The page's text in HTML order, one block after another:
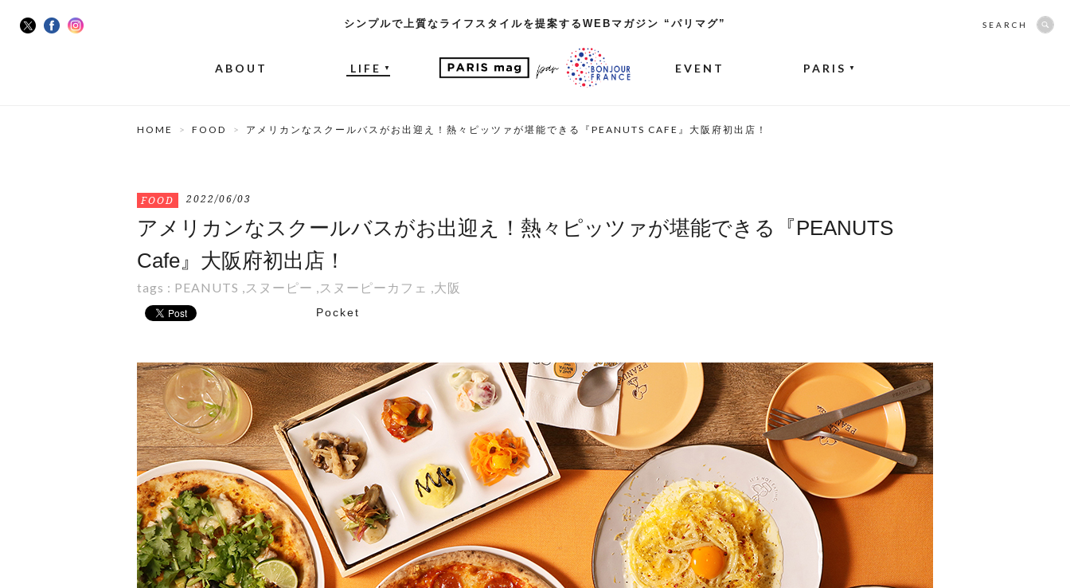
シンプルで上質なライフスタイルを提案するWEBマガジン “パリマグ”
ABOUT LIFE ▼ EVENT PARIS ▼
SEARCH
HOME FOOD アメリカンなスクールバスがお出迎え！熱々ピッツァが堪能できる『PEANUTS CAFE』大阪府初出店！
FOOD 2022/06/03
アメリカンなスクールバスがお出迎え！熱々ピッツァが堪能できる『PEANUTS
Cafe』大阪府初出店！
tags : PEANUTS ,スヌーピー ,スヌーピーカフェ ,大阪
Pocket